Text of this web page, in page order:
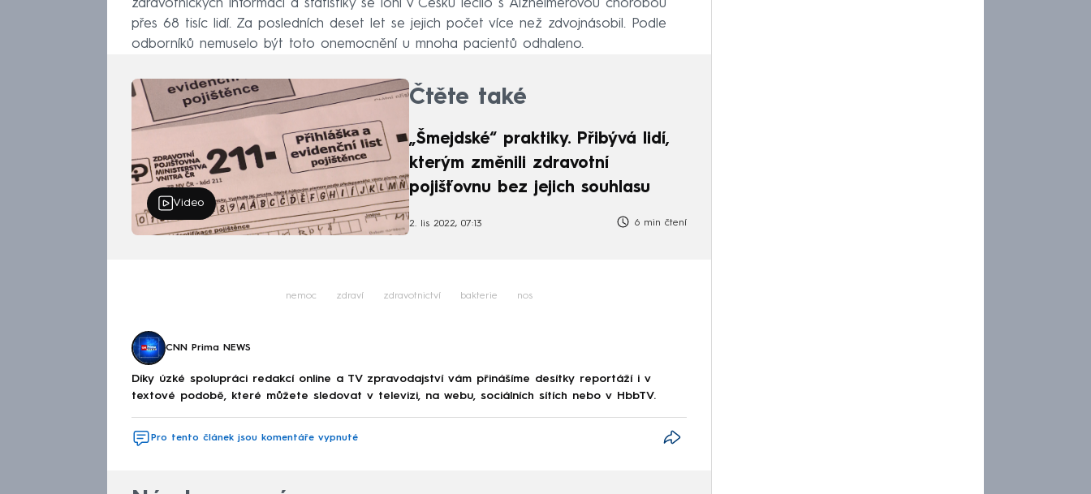
zdravotnických informací a statistiky se loni v Česku léčilo s Alzheimerovou chorobou
přes 68 tisíc lidí. Za posledních deset let se jejich počet více než zdvojnásobil. Podle
odborníků nemuselo být toto onemocnění u mnoha pacientů odhaleno.
Video
Čtěte také
„Šmejdské“ praktiky. Přibývá lidí,
kterým změnili zdravotní
pojišťovnu bez jejich souhlasu
2. lis 2022, 07:13 6 min čtení
nemoc zdraví zdravotnictví bakterie nos
CNN Prima NEWS
Díky úzké spolupráci redakcí online a TV zpravodajství vám přinášíme desítky reportáží i v
textové podobě, které můžete sledovat v televizi, na webu, sociálních sítích nebo v HbbTV.
Pro tento článek jsou komentáře vypnuté